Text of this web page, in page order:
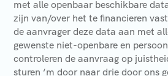
met alle openbaar beschikbare
zijn van/over het te financieren
de aanvrager deze data aan met
gewenste niet-openbare en
controleren de aanvraag op
sturen ‘m door naar drie door ons